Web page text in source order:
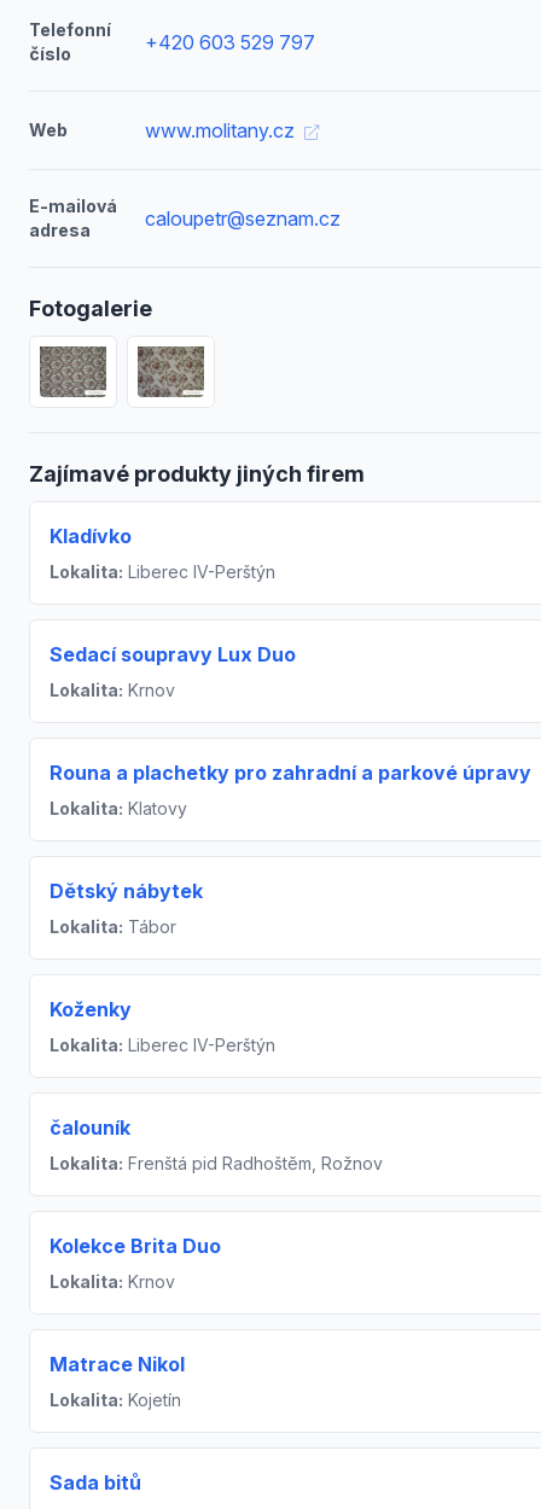
Telefonní
číslo
+420 603 529 797
Web www.molitany.cz
E-mailová
adresa
caloupetr@seznam.cz
Fotogalerie
Zajímavé produkty jiných firem
Kladívko
Lokalita: Liberec IV-Perštýn
Sedací soupravy Lux Duo
Lokalita: Krnov
Rouna a plachetky pro zahradní a parkové úpravy
Lokalita: Klatovy
Dětský nábytek
Lokalita: Tábor
Koženky
Lokalita: Liberec IV-Perštýn
čalouník
Lokalita: Frenštá pid Radhoštěm, Rožnov
Kolekce Brita Duo
Lokalita: Krnov
Matrace Nikol
Lokalita: Kojetín
Sada bitů